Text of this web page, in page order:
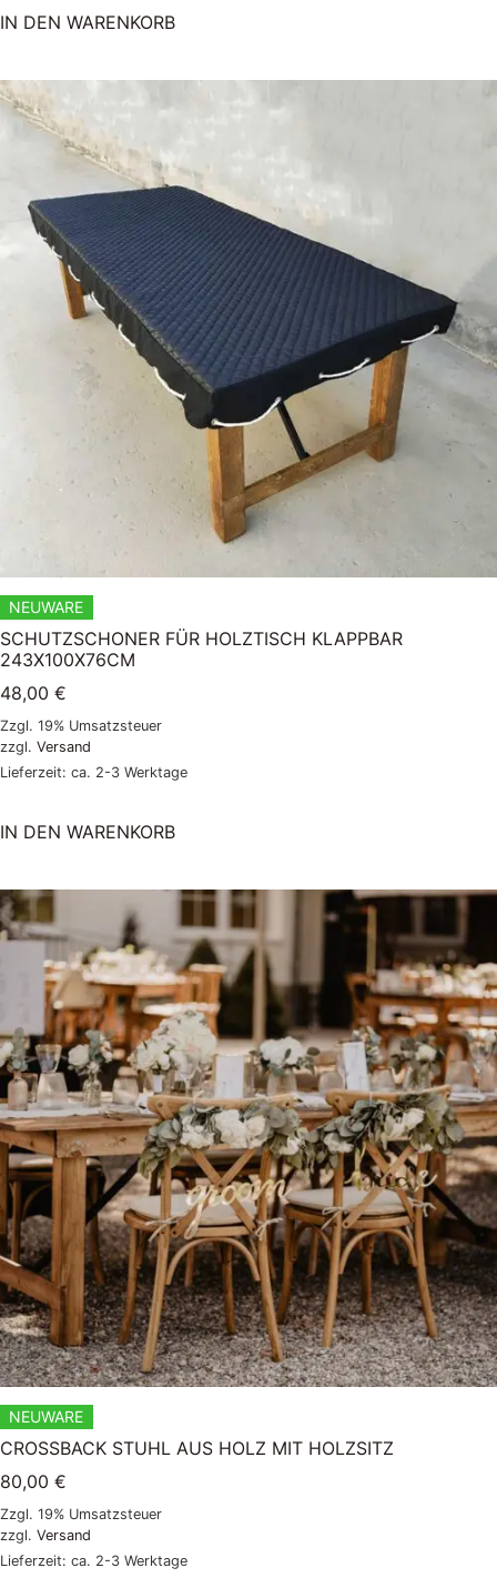
IN DEN WARENKORB
NEUWARE
SCHUTZSCHONER FÜR HOLZTISCH KLAPPBAR
243X100X76CM
48,00 €
Zzgl. 19% Umsatzsteuer
zzgl. Versand
Lieferzeit: ca. 2-3 Werktage
IN DEN WARENKORB
NEUWARE
CROSSBACK STUHL AUS HOLZ MIT HOLZSITZ
80,00 €
Zzgl. 19% Umsatzsteuer
zzgl. Versand
Lieferzeit: ca. 2-3 Werktage